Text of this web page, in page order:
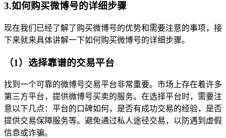
3.如何购买微博号的详细步骤
现在我们已经了解了购买微博号的优势和需要注意的事项，接
下来就来具体讲解一下如何购买微博号的详细步骤。
（1）选择靠谱的交易平台
找到一个可靠的微博号交易平台非常重要。市场上存在着许多
第三方平台，提供微博号买卖的服务。在选择平台时，需要注
意以下几点：平台的口碑如何，是否有成功交易的经验，是否
提供交易保障服务等。避免通过私人途径交易，以防遇到虚假
信息或诈骗。